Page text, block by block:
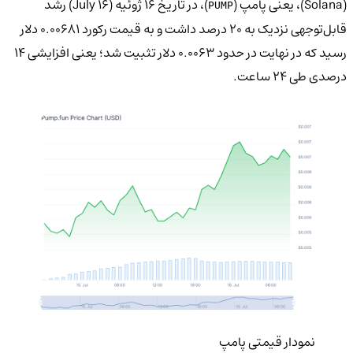
PUMP
)، در تاریخ ۱۶ ژوئیه (July 16) رشد
قابل‌توجهی نزدیک به ۲۰ درصد داشت و به قیمت رکورد ۰.۰۰۶۸۱ دلار
رسید که در نهایت در حدود ۰.۰۰۶۳ دلار تثبیت شد؛ یعنی افزایشی ۱۴
درصدی طی ۲۴ ساعت.
نمودار قیمتی پامپ